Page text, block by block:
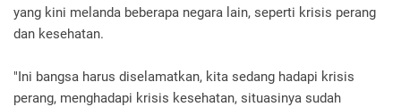
yang kini melanda beberapa negara lain, seperti krisis perang
dan kesehatan.
"Ini bangsa harus diselamatkan, kita sedang hadapi krisis
perang, menghadapi krisis kesehatan, situasinya sudah